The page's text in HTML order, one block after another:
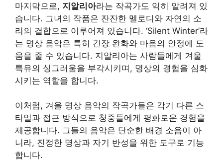
마지막으로, 지알리아라는 작곡가도 익히 알려져 있
습니다. 그녀의 작품은 잔잔한 멜로디와 자연의 소
리의 결합으로 이루어져 있습니다. ‘Silent Winter’라
는 명상 음악은 특히 긴장 완화와 마음의 안정에 도
움을 줄 수 있습니다. 지알리아는 사람들에게 겨울
특유의 싱그러움을 부각시키며, 명상의 경험을 심화
시키는 역할을 합니다.
이처럼, 겨울 명상 음악의 작곡가들은 각기 다른 스
타일과 접근 방식으로 청중들에게 평화로운 경험을
제공합니다. 그들의 음악은 단순한 배경 소음이 아
니라, 진정한 명상과 자기 반성을 위한 도구로 기능
합니다.